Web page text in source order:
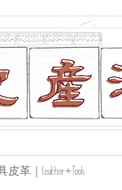
革｜Leather+Tools